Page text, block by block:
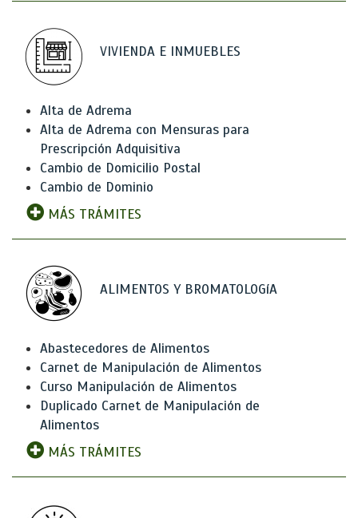
VIVIENDA E INMUEBLES
Alta de Adrema
Alta de Adrema con Mensuras para
Prescripción Adquisitiva
Cambio de Domicilio Postal
Cambio de Dominio
MÁS TRÁMITES
ALIMENTOS Y BROMATOLOGíA
Abastecedores de Alimentos
Carnet de Manipulación de Alimentos
Curso Manipulación de Alimentos
Duplicado Carnet de Manipulación de
Alimentos
MÁS TRÁMITES